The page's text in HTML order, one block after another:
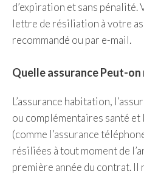
d’expiration et sans pénalité.
lettre de résiliation à votre
recommandé ou par e-mail.
Quelle assurance Peut-
L’assurance habitation,
ou complémentaires santé
(comme l’assurance
résiliées à tout moment de
première année du contrat. Il